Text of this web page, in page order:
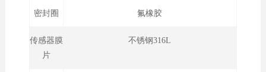
密封圈 氟橡胶
传感器膜
片
不锈钢316L